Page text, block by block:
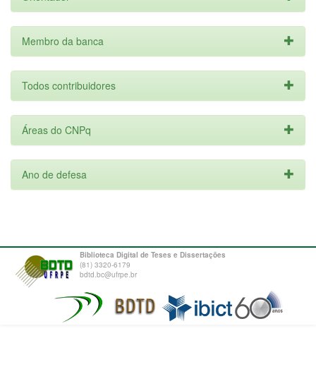
Membro da banca
Todos contribuidores
Áreas do CNPq
Ano de defesa
Biblioteca Digital de Teses e Dissertações
(81) 3320-6179
bdtd.bc@ufrpe.br